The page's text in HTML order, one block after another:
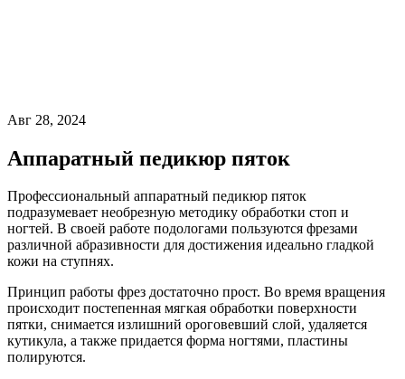
Авг 28, 2024
Аппаратный педикюр пяток
Профессиональный аппаратный педикюр пяток
подразумевает необрезную методику обработки стоп и
ногтей. В своей работе подологами пользуются фрезами
различной абразивности для достижения идеально гладкой
кожи на ступнях.
Принцип работы фрез достаточно прост. Во время вращения
происходит постепенная мягкая обработки поверхности
пятки, снимается излишний ороговевший слой, удаляется
кутикула, а также придается форма ногтями, пластины
полируются.